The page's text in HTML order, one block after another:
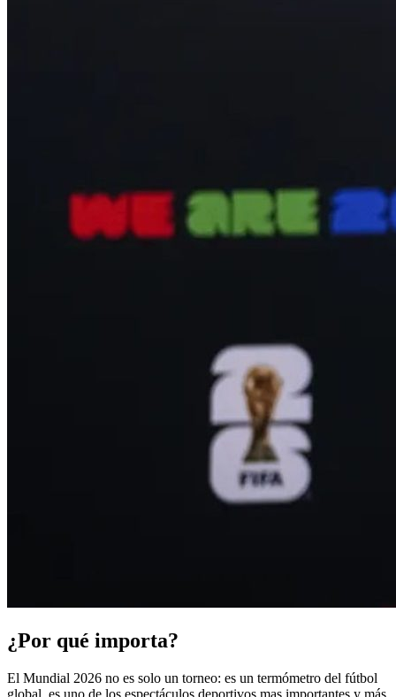
¿Por qué importa?
El Mundial 2026 no es solo un torneo: es un termómetro del fútbol
global, es uno de los espectáculos deportivos mas importantes y más